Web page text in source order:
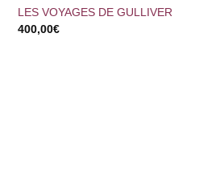
LES VOYAGES DE GULLIVER
400,00€